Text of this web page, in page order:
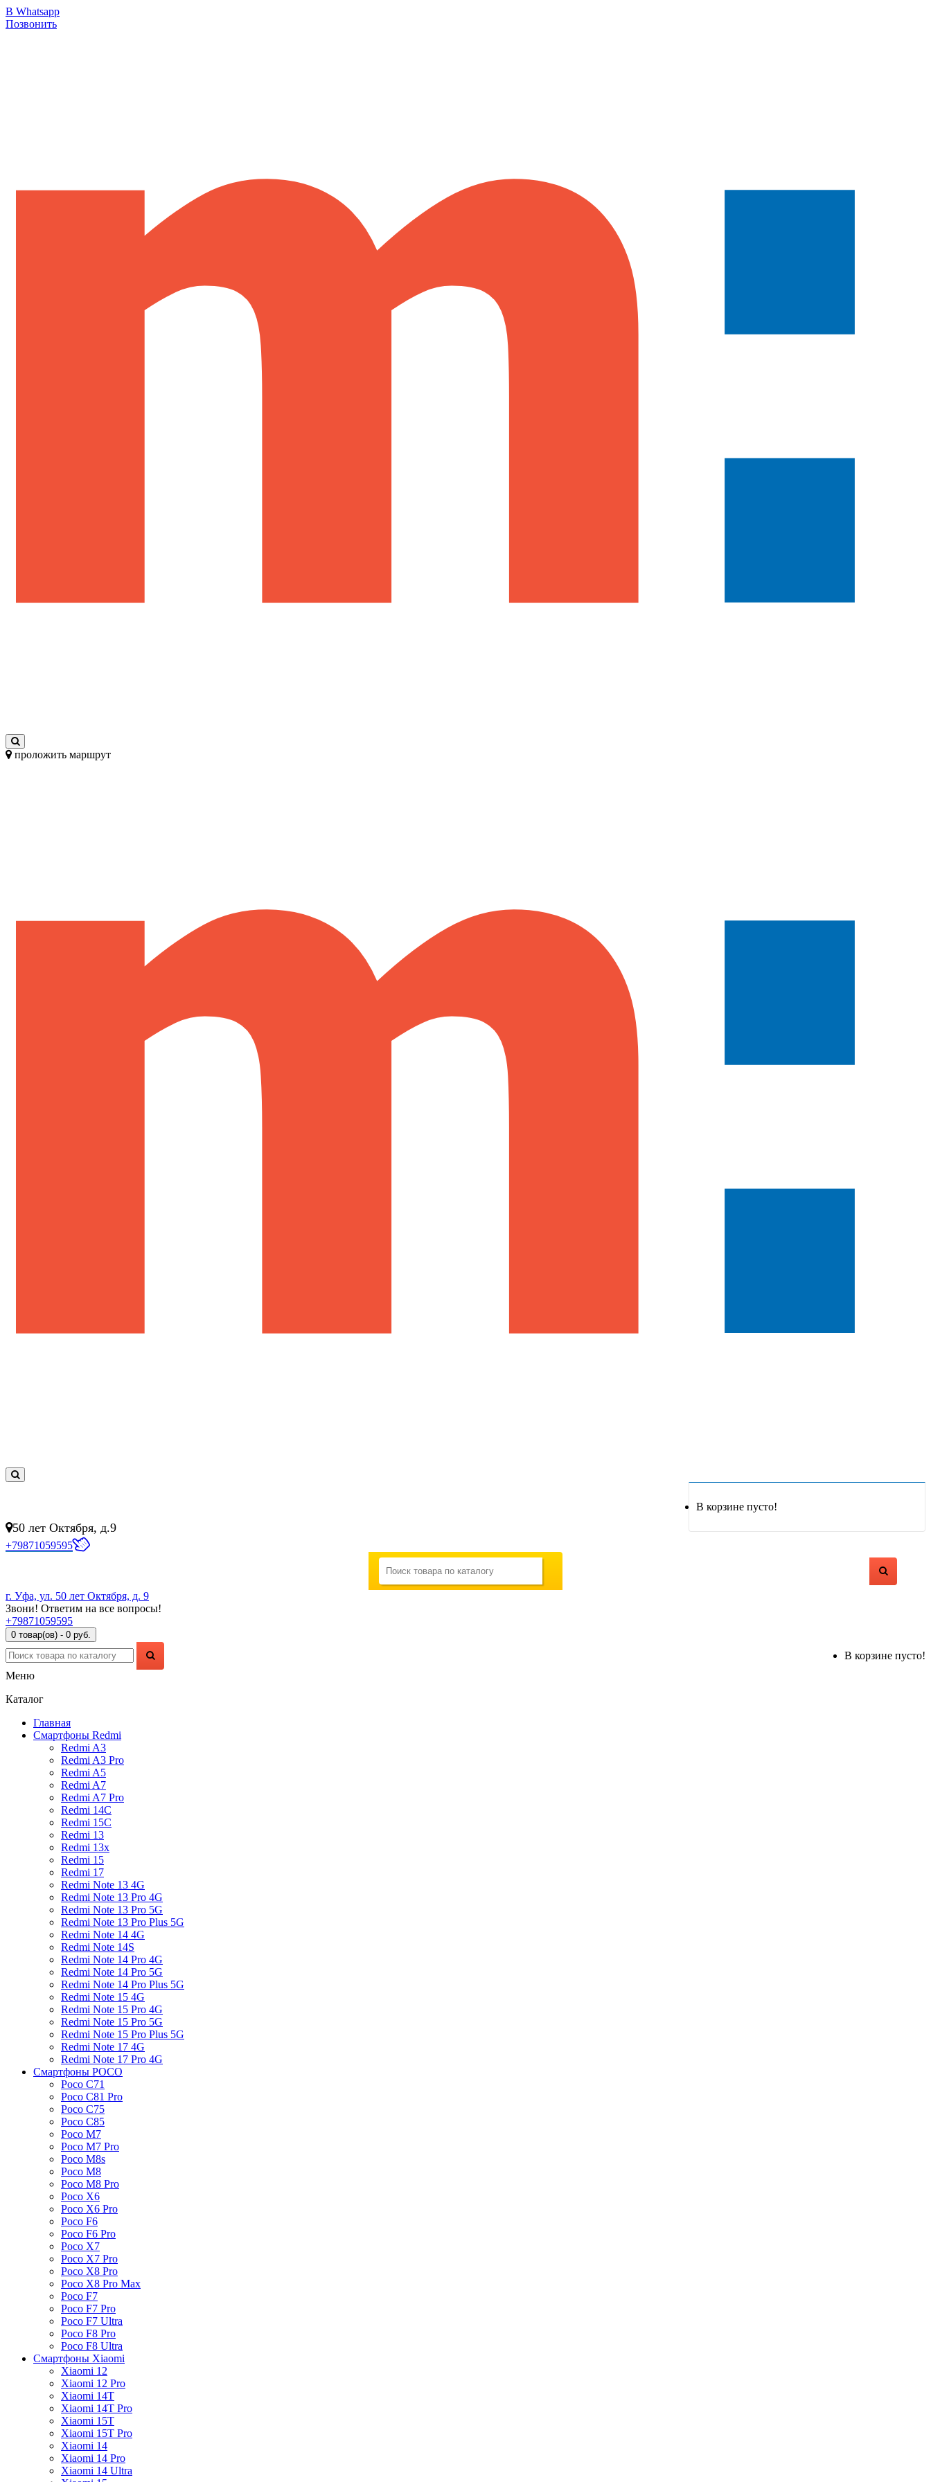
В Whatsapp
Позвонить
проложить маршрут
В корзине пусто!
50 лет Октября, д.9
+79871059595
г. Уфа, ул. 50 лет Октября, д. 9
Звони! Ответим на все вопросы!
+79871059595
0 товар(ов) - 0 руб.
В корзине пусто!
Меню
Каталог
Главная
Смартфоны Redmi
Redmi A3
Redmi A3 Pro
Redmi A5
Redmi A7
Redmi A7 Pro
Redmi 14C
Redmi 15C
Redmi 13
Redmi 13x
Redmi 15
Redmi 17
Redmi Note 13 4G
Redmi Note 13 Pro 4G
Redmi Note 13 Pro 5G
Redmi Note 13 Pro Plus 5G
Redmi Note 14 4G
Redmi Note 14S
Redmi Note 14 Pro 4G
Redmi Note 14 Pro 5G
Redmi Note 14 Pro Plus 5G
Redmi Note 15 4G
Redmi Note 15 Pro 4G
Redmi Note 15 Pro 5G
Redmi Note 15 Pro Plus 5G
Redmi Note 17 4G
Redmi Note 17 Pro 4G
Смартфоны POCO
Poco C71
Poco C81 Pro
Poco C75
Poco C85
Poco M7
Poco M7 Pro
Poco M8s
Poco M8
Poco M8 Pro
Poco X6
Poco X6 Pro
Poco F6
Poco F6 Pro
Poco X7
Poco X7 Pro
Poco X8 Pro
Poco X8 Pro Max
Poco F7
Poco F7 Pro
Poco F7 Ultra
Poco F8 Pro
Poco F8 Ultra
Смартфоны Xiaomi
Xiaomi 12
Xiaomi 12 Pro
Xiaomi 14T
Xiaomi 14T Pro
Xiaomi 15T
Xiaomi 15T Pro
Xiaomi 14
Xiaomi 14 Pro
Xiaomi 14 Ultra